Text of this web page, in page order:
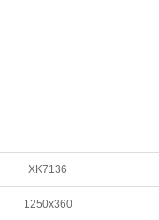
XK7136
1250x360